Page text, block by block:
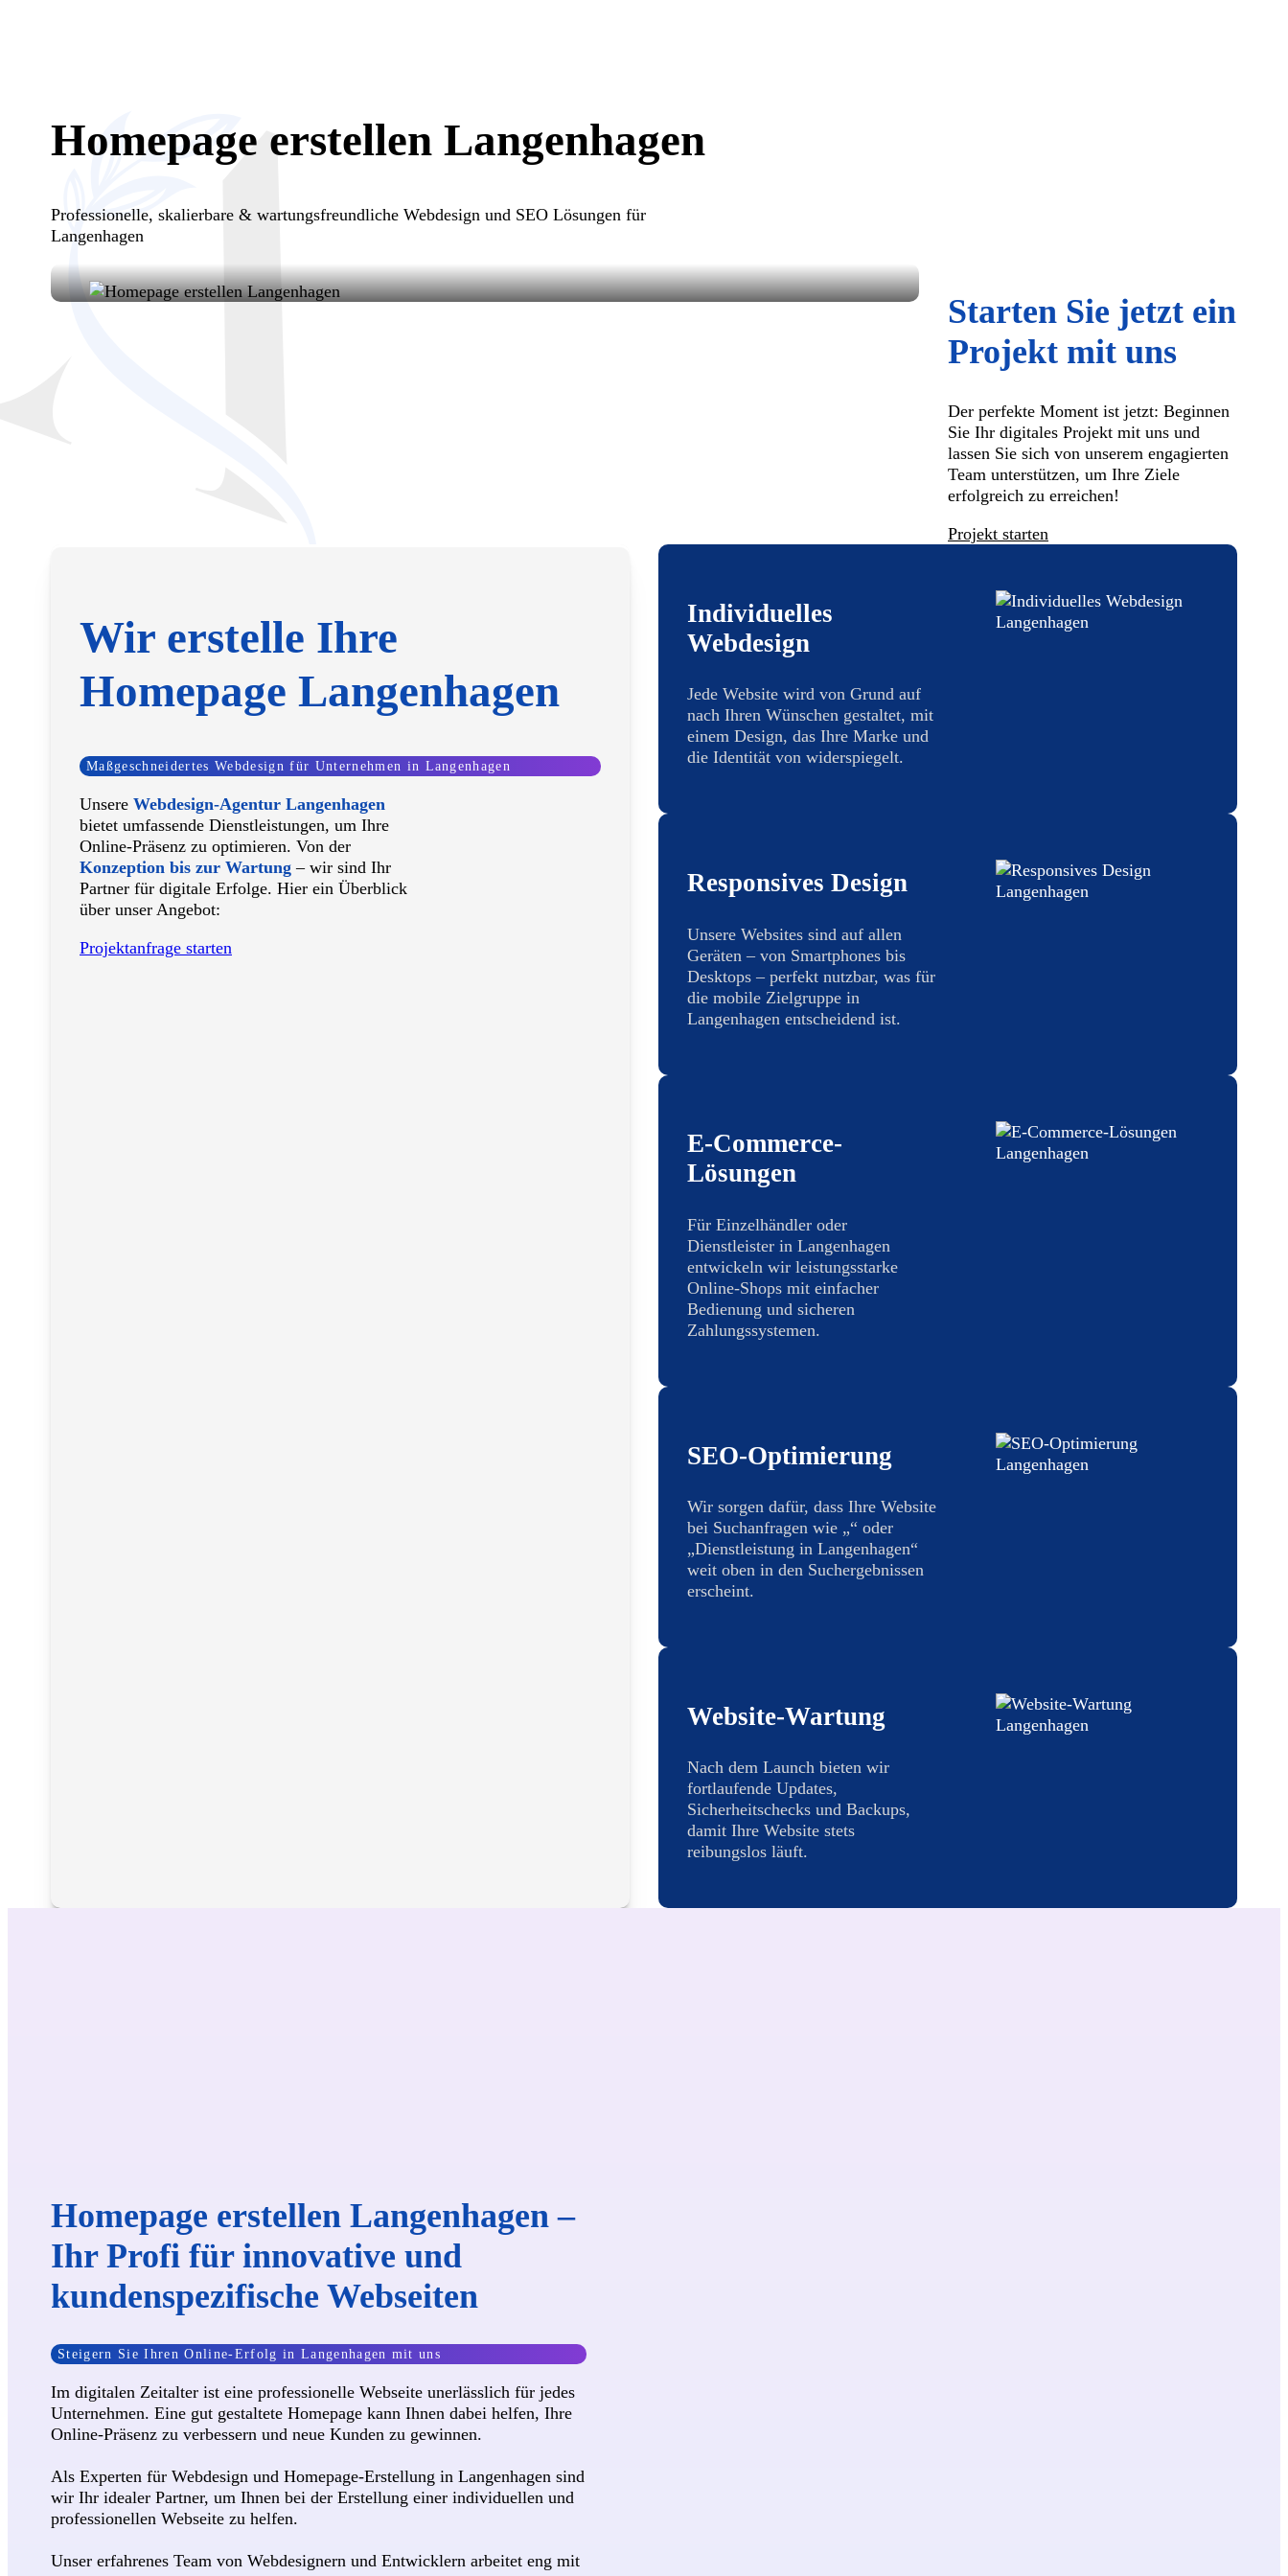
Homepage erstellen Langenhagen
Professionelle, skalierbare & wartungsfreundliche Webdesign und SEO Lösungen für
Langenhagen
Starten Sie jetzt ein
Projekt mit uns
Der perfekte Moment ist jetzt: Beginnen
Sie Ihr digitales Projekt mit uns und
lassen Sie sich von unserem engagierten
Team unterstützen, um Ihre Ziele
erfolgreich zu erreichen!
Projekt starten
Wir erstelle Ihre
Homepage Langenhagen
Maßgeschneidertes Webdesign für Unternehmen in Langenhagen
Unsere Webdesign-Agentur Langenhagen
bietet umfassende Dienstleistungen, um Ihre
Online-Präsenz zu optimieren. Von der
Konzeption bis zur Wartung – wir sind Ihr
Partner für digitale Erfolge. Hier ein Überblick
über unser Angebot:
Projektanfrage starten
Individuelles
Webdesign
Jede Website wird von Grund auf
nach Ihren Wünschen gestaltet, mit
einem Design, das Ihre Marke und
die Identität von widerspiegelt.
Responsives Design
Unsere Websites sind auf allen
Geräten – von Smartphones bis
Desktops – perfekt nutzbar, was für
die mobile Zielgruppe in
Langenhagen entscheidend ist.
E-Commerce-
Lösungen
Für Einzelhändler oder
Dienstleister in Langenhagen
entwickeln wir leistungsstarke
Online-Shops mit einfacher
Bedienung und sicheren
Zahlungssystemen.
SEO-Optimierung
Wir sorgen dafür, dass Ihre Website
bei Suchanfragen wie „“ oder
„Dienstleistung in Langenhagen“
weit oben in den Suchergebnissen
erscheint.
Website-Wartung
Nach dem Launch bieten wir
fortlaufende Updates,
Sicherheitschecks und Backups,
damit Ihre Website stets
reibungslos läuft.
Homepage erstellen Langenhagen –
Ihr Profi für innovative und
kundenspezifische Webseiten
Steigern Sie Ihren Online-Erfolg in Langenhagen mit uns
Im digitalen Zeitalter ist eine professionelle Webseite unerlässlich für jedes
Unternehmen. Eine gut gestaltete Homepage kann Ihnen dabei helfen, Ihre
Online-Präsenz zu verbessern und neue Kunden zu gewinnen.
Als Experten für Webdesign und Homepage-Erstellung in Langenhagen sind
wir Ihr idealer Partner, um Ihnen bei der Erstellung einer individuellen und
professionellen Webseite zu helfen.
Unser erfahrenes Team von Webdesignern und Entwicklern arbeitet eng mit